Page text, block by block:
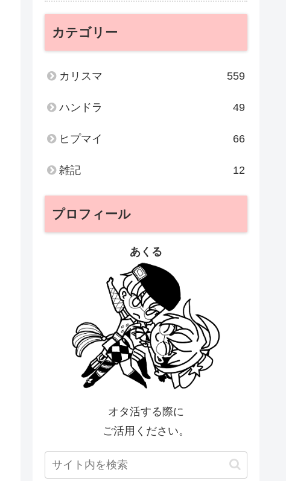
カテゴリー
カリスマ 559
ハンドラ 49
ヒプマイ 66
雑記 12
プロフィール
あくる
オタ活する際に
ご活用ください。